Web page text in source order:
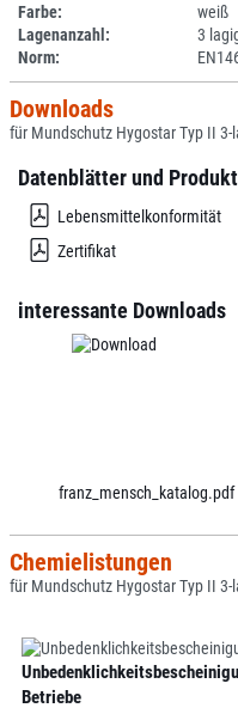
Farbe:
weiß
Lagenanzahl:
3
Norm:
Downloads
für Mundschutz Hygostar Typ II
Datenblätter und
Lebensmittelkonformität
Zertifikat
interessante Downloads
franz_mensch_katalog.pdf
Chemielistungen
für Mundschutz Hygostar Typ II
Betriebe